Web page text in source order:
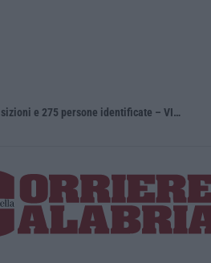
Gioia Tauro, blitz ad alto impatto alla Ciambra: 24 perquisizioni e 275 persone identificate – VIDEO